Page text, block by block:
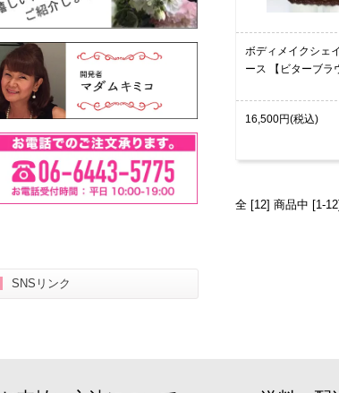
SNSリンク
ボディメイクシェ
ース 【ビターブラ
16,500円(税込)
全 [12] 商品中 [1-